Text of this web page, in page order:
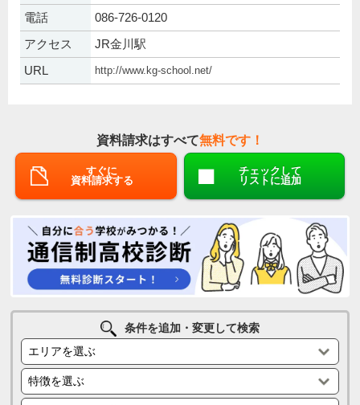
電話
086-726-0120
アクセス
JR金川駅
URL
http://www.kg-school.net/
資料請求はすべて無料です！
すぐに
資料請求する
チェックして
リストに追加
条件を追加・変更して検索